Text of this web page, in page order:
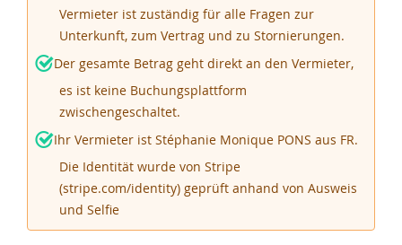
Vermieter ist zuständig für alle Fragen zur
Unterkunft, zum Vertrag und zu Stornierungen.
Der gesamte Betrag geht direkt an den Vermieter,
es ist keine Buchungsplattform
zwischengeschaltet.
Ihr Vermieter ist Stéphanie Monique PONS aus FR.
Die Identität wurde von Stripe
(stripe.com/identity) geprüft anhand von Ausweis
und Selfie